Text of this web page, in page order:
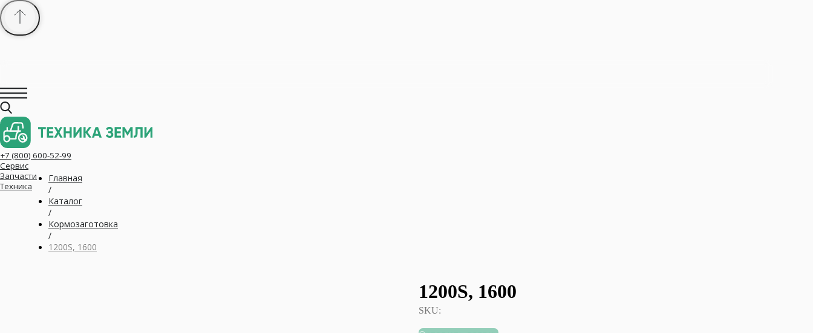
+7 (800) 600-52-99
Сервис
Запчасти
Техника
Главная
/
Каталог
/
Кормозаготовка
/
1200S, 1600
1200S, 1600
SKU: